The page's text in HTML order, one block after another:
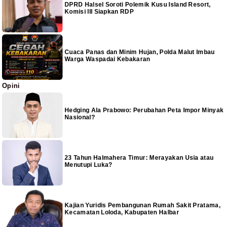
DPRD Halsel Soroti Polemik Kusu Island Resort,
Komisi III Siapkan RDP
Cuaca Panas dan Minim Hujan, Polda Malut Imbau
Warga Waspadai Kebakaran
Opini
Hedging Ala Prabowo: Perubahan Peta Impor Minyak
Nasional?
23 Tahun Halmahera Timur: Merayakan Usia atau
Menutupi Luka?
Kajian Yuridis Pembangunan Rumah Sakit Pratama,
Kecamatan Loloda, Kabupaten Halbar